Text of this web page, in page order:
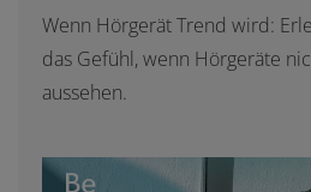
Wenn Hörgerät Trend wird:
das Gefühl, wenn Hörgeräte
aussehen.